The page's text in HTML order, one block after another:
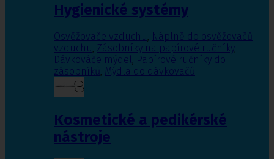
Hygienické systémy
Osvěžovače vzduchu, Náplně do osvěžovačů
vzduchu, Zásobníky na papírové ručníky,
Dávkováče mýdel, Papírové ručníky do
zásobníků, Mýdla do dávkovačů
Kosmetické a pedikérské
nástroje